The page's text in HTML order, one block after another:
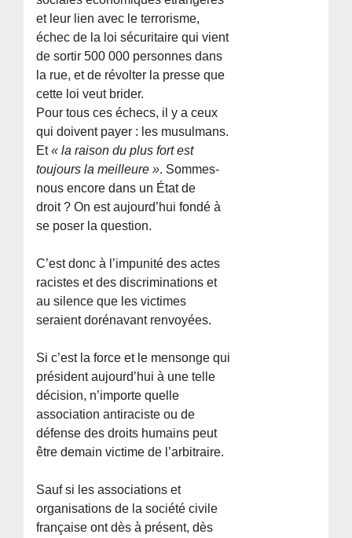
et leur lien avec le terrorisme,
échec de la loi sécuritaire qui vient
de sortir 500 000 personnes dans
la rue, et de révolter la presse que
cette loi veut brider.
Pour tous ces échecs, il y a ceux
qui doivent payer : les musulmans.
Et« la raison du plus fort est
toujours la meilleure ». Sommes-
nous encore dans un État de
droit ? On est aujourd’hui fondé à
se poser la question.
C’est donc à l’impunité des actes
racistes et des discriminations et
au silence que les victimes
seraient dorénavant renvoyées.
Si c’est la force et le mensonge qui
président aujourd’hui à une telle
décision, n’importe quelle
association antiraciste ou de
défense des droits humains peut
être demain victime de l’arbitraire.
Sauf si les associations et
organisations de la société civile
française ont dès à présent, dès